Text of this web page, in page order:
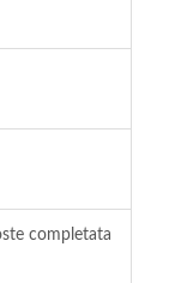
completata